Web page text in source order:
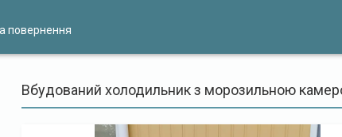
повернення
Вбудований холодильник з морозильною